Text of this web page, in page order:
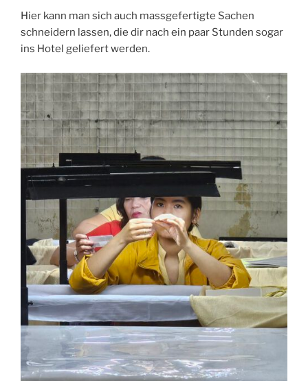
Hier kann man sich auch massgefertigte Sachen
schneidern lassen, die dir nach ein paar Stunden sogar
ins Hotel geliefert werden.